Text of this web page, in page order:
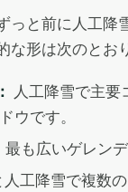
っと前に人工
な形は次のとお
人工降雪で主
ウです。
最も広いゲレン
工降雪で複数